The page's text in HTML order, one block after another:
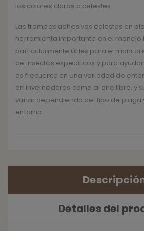
los colores claros o celestes.
Las trampas adhesivas celestes en
herramienta importante en el
particularmente útiles para el
de insectos específicos y para ayudar
es frecuente en una variedad de
en invernaderos como al aire libre, y
variar dependiendo del tipo de plaga
entorno.
Detalles del